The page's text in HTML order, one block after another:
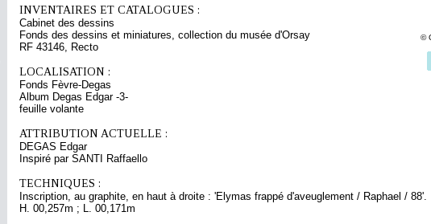
©
INVENTAIRES ET CATALOGUES :
Cabinet des dessins
Fonds des dessins et miniatures, collection du musée d'Orsay
RF 43146, Recto
LOCALISATION :
Fonds Fèvre-Degas
Album Degas Edgar -3-
feuille volante
ATTRIBUTION ACTUELLE :
DEGAS Edgar
Inspiré par SANTI Raffaello
TECHNIQUES :
Inscription, au graphite, en haut à droite : 'Elymas frappé d'aveuglement / Raphael / 88'.
H. 00,257m ; L. 00,171m